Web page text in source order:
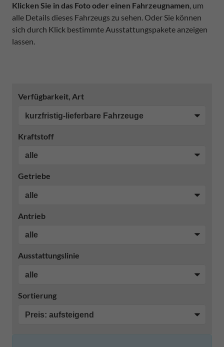
Klicken Sie in das Foto oder einen Fahrzeugnamen, um
alle Details dieses Fahrzeugs zu sehen. Oder Sie können
sich durch Klick bestimmte Ausstattungspakete anzeigen
lassen.
Verfügbarkeit, Art
Kraftstoff
Getriebe
Antrieb
Ausstattungslinie
Sortierung